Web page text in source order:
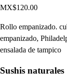
MX$120.00
Rollo empanizado.
empanizado,
ensalada de tampico
Sushis naturales